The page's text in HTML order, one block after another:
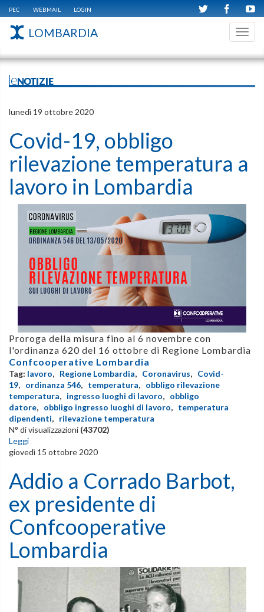
PEC WEBMAIL LOGIN
LOMBARDIA
leNOTIZIE
lunedì 19 ottobre 2020
Covid-19, obbligo
rilevazione temperatura a
lavoro in Lombardia
Proroga della misura fino al 6 novembre con
l'ordinanza 620 del 16 ottobre di Regione Lombardia
Confcooperative Lombardia
Tag: lavoro, Regione Lombardia, Coronavirus, Covid-
19, ordinanza 546, temperatura, obbligo rilevazione
temperatura, ingresso luoghi di lavoro, obbligo
datore, obbligo ingresso luoghi di lavoro, temperatura
dipendenti, rilevazione temperatura
N° di visualizzazioni (43702)
Leggi
giovedì 15 ottobre 2020
Addio a Corrado Barbot,
ex presidente di
Confcooperative
Lombardia